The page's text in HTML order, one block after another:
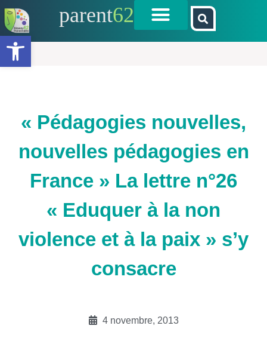
Ouvrir la barre d’outils
parent62
« Pédagogies nouvelles,
nouvelles pédagogies en
France » La lettre n°26
« Eduquer à la non
violence et à la paix » s’y
consacre
4 novembre, 2013